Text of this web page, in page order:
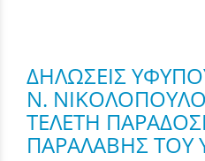
ΔΗΛΩΣΕΙΣ
Ν.
ΤΕΛΕΤΗ
ΠΑΡΑΛΑΒΗΣ ΤΟΥ